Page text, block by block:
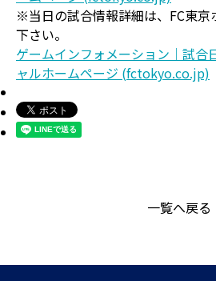
※当日の試合情報詳細は、FC東京
下さい。
ゲームインフォメーション｜試合
ャルホームページ (fctokyo.co.jp)
一覧へ戻る